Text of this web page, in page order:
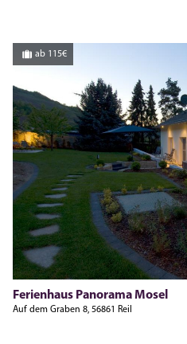
ab 115€
Ferienhaus Panorama Mosel
Auf dem Graben 8, 56861 Reil